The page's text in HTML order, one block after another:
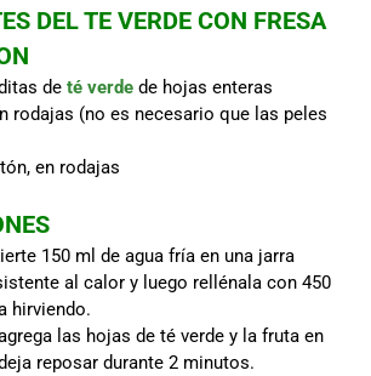
DEL TE VERDE CON FRESA
de té verde de hojas enteras
rodajas (no es necesario que las peles
en rodajas
150 ml de agua fría en una jarra
al calor y luego rellénala con 450
hirviendo.
las hojas de té verde y la fruta en
reposar durante 2 minutos.